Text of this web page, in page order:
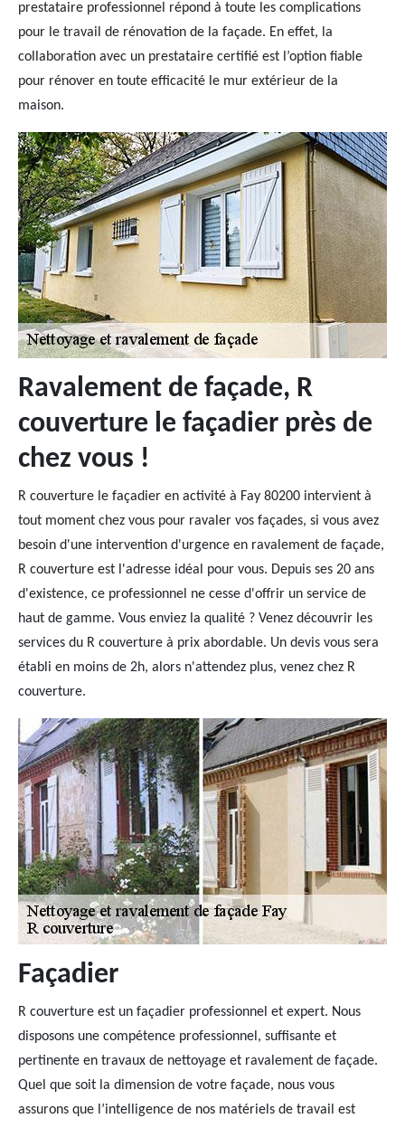
prestataire professionnel répond à toute les complications
pour le travail de rénovation de la façade. En effet, la
collaboration avec un prestataire certifié est l’option fiable
pour rénover en toute efficacité le mur extérieur de la
maison.
Ravalement de façade, R
couverture le façadier près de
chez vous !
R couverture le façadier en activité à Fay 80200 intervient à
tout moment chez vous pour ravaler vos façades, si vous avez
besoin d'une intervention d'urgence en ravalement de façade,
R couverture est l'adresse idéal pour vous. Depuis ses 20 ans
d'existence, ce professionnel ne cesse d'offrir un service de
haut de gamme. Vous enviez la qualité ? Venez découvrir les
services du R couverture à prix abordable. Un devis vous sera
établi en moins de 2h, alors n'attendez plus, venez chez R
couverture.
Façadier
R couverture est un façadier professionnel et expert. Nous
disposons une compétence professionnel, suffisante et
pertinente en travaux de nettoyage et ravalement de façade.
Quel que soit la dimension de votre façade, nous vous
assurons que l’intelligence de nos matériels de travail est